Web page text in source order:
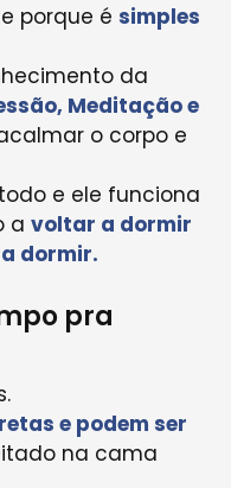
porque é simples
da
Meditação e
o corpo e
e ele funciona
a voltar a dormir
dormir.
pra
e podem ser
na cama